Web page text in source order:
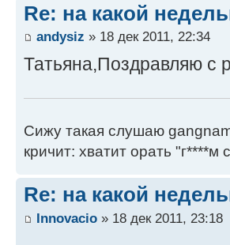
Re: на какой
andysiz » 18 дек 2011, 22:34
Татьяна,Поздравляю с
Сижу такая слушаю
кричит: хватит орать "г****м
Re: на какой
Innovacio » 18 дек 2011, 23:18